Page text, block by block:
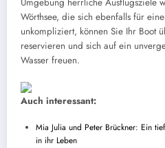
Wörthsee, die sich ebenfalls für
unkompliziert, können Sie Ihr Boot
reservieren und sich auf ein
Wasser freuen.
Auch interessant:
Mia Julia und Peter Brückner: Ein
in ihr Leben